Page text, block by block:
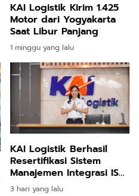
KAI Logistik Kirim 1.425
Motor dari Yogyakarta
Saat Libur Panjang
1 minggu yang lalu
KAI Logistik Berhasil
Resertifikasi Sistem
Manajemen Integrasi ISO,
Perkuat Tata Kelola
3 hari yang lalu